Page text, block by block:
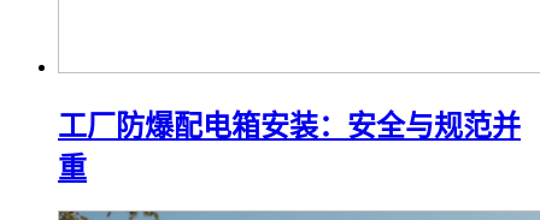
工厂防爆配电箱安装：安全与规范并
重